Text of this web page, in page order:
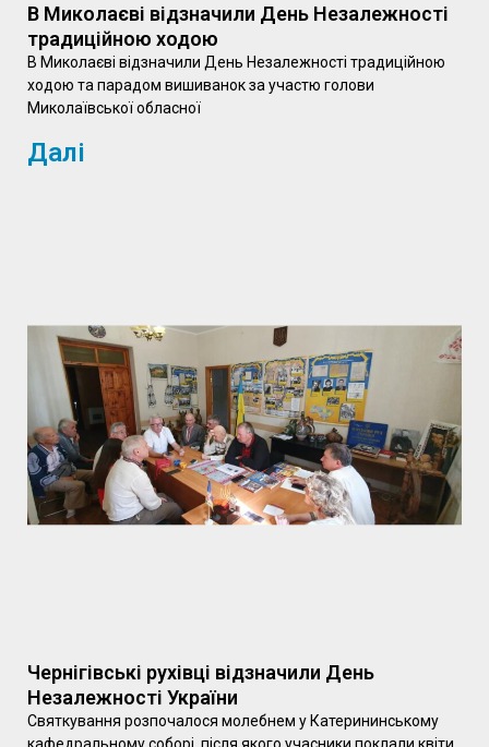
В Миколаєві відзначили День Незалежності
традиційною ходою
В Миколаєві відзначили День Незалежності традиційною
ходою та парадом вишиванок за участю голови
Миколаївської обласної
Далі
Чернігівські рухівці відзначили День
Незалежності України
Святкування розпочалося молебнем у Катерининському
кафедральному соборі, після якого учасники поклали квіти